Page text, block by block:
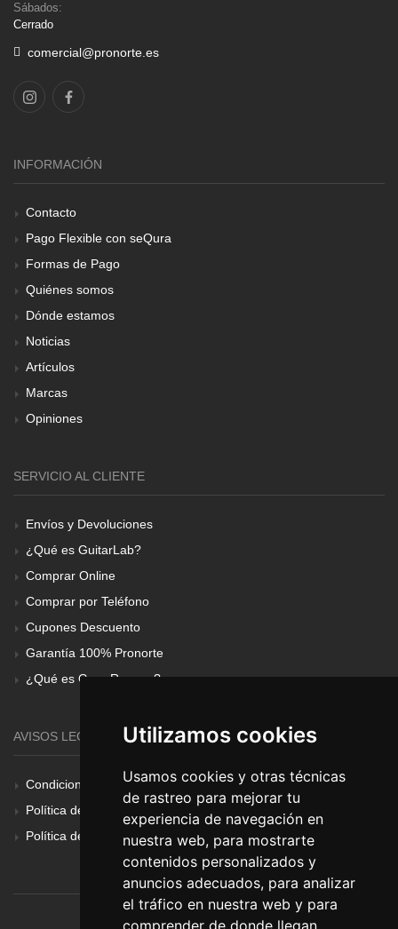
Utilizamos cookies
Usamos cookies y otras técnicas
de rastreo para mejorar tu
experiencia de navegación en
nuestra web, para mostrarte
contenidos personalizados y
anuncios adecuados, para analizar
el tráfico en nuestra web y para
comprender de donde llegan
Sábados:
Cerrado
comercial@pronorte.es
INFORMACIÓN
Contacto
Pago Flexible con seQura
Formas de Pago
Quiénes somos
Dónde estamos
Noticias
Artículos
Marcas
Opiniones
SERVICIO AL CLIENTE
Envíos y Devoluciones
¿Qué es GuitarLab?
Comprar Online
Comprar por Teléfono
Cupones Descuento
Garantía 100% Pronorte
¿Qué es Gear Renove?
AVISOS LEGALES
Condiciones Generales
Política de Cookies
Política de Privacidad